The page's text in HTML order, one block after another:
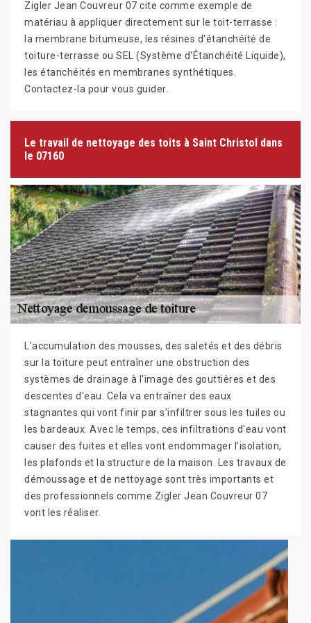
Zigler Jean Couvreur 07 cite comme exemple de
matériau à appliquer directement sur le toit-terrasse :
la membrane bitumeuse, les résines d'étanchéité de
toiture-terrasse ou SEL (Système d'Étanchéité Liquide),
les étanchéités en membranes synthétiques.
Contactez-la pour vous guider.
Le travail de nettoyage des toits à Saint Christol dans
le 07160
L'accumulation des mousses, des saletés et des débris
sur la toiture peut entraîner une obstruction des
systèmes de drainage à l'image des gouttières et des
descentes d'eau. Cela va entraîner des eaux
stagnantes qui vont finir par s'infiltrer sous les tuiles ou
les bardeaux. Avec le temps, ces infiltrations d'eau vont
causer des fuites et elles vont endommager l'isolation,
les plafonds et la structure de la maison. Les travaux de
démoussage et de nettoyage sont très importants et
des professionnels comme Zigler Jean Couvreur 07
vont les réaliser.